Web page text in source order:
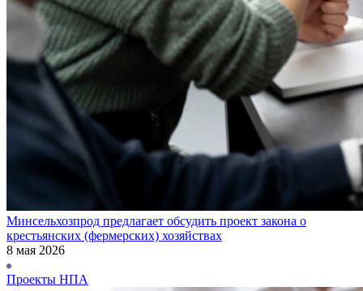
Минсельхозпрод предлагает обсудить проект закона о
крестьянских (фермерских) хозяйствах
8 мая 2026
Проекты НПА